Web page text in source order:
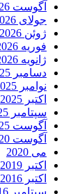
آگوست 2026
جولای 2026
ژوئن 2026
فوریه 2026
ژانویه 2026
دسامبر 2025
نوامبر 2025
اکتبر 2025
سپتامبر 2025
آگوست 2025
آگوست 2020
می 2020
اکتبر 2019
اکتبر 2016